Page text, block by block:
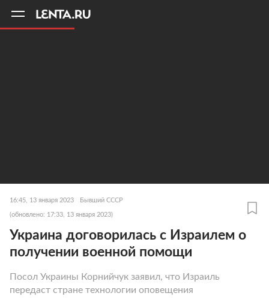
16:45, 13 января 2023 Бывший СССР
(обновлено: 17:33, 13 января 2023)
Украина договорилась с Израилем о
получении военной помощи
Посол Украины Корнийчук заявил, что Израиль
передаст стране технологии оповещения